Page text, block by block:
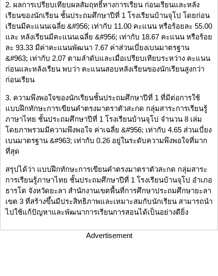
2. ผลการเปรียบเทียบผลสัมฤทธิ์ทางการเรียน ก่อนเรียนและหลัง
เรียนของนักเรียน ชั้นประถมศึกษาปีที่ 1 โรงเรียนบ้านจุโป โดยก่อน
เรียนมีคะแนนเฉลี่ย &#956; เท่ากับ 11.00 คะแนน หรือร้อยละ 55.00
และ หลังเรียนมีคะแนนเฉลี่ย &#956; เท่ากับ 18.67 คะแนน หรือร้อย
ละ 93.33 มีค่าคะแนนพัฒนา 7.67 ค่าส่วนเบี่ยงเบนมาตรฐาน
&#963; เท่ากับ 2.07 ตามลำดับและเมื่อเปรียบเทียบระหว่าง คะแนน
ก่อนและหลังเรียน พบว่า คะแนนสอบหลังเรียนของนักเรียนสูงกว่า
ก่อนเรียน
3. ความพึงพอใจของนักเรียนชั้นประถมศึกษาปีที่ 1 ที่มีต่อการใช้
แบบฝึกทักษะการเขียนคำตรงมาตราตัวสะกด กลุ่มสาระการเรียนรู้
ภาษาไทย ชั้นประถมศึกษาปีที่ 1 โรงเรียนบ้านจุโป จำนวน 8 เล่ม
โดยภาพรวมมีความพึงพอใจ ค่าเฉลี่ย &#956; เท่ากับ 4.65 ส่วนเบี่ยง
เบนมาตรฐาน &#963; เท่ากับ 0.26 อยู่ในระดับความพึงพอใจที่มาก
ที่สุด
สรุปได้ว่า แบบฝึกทักษะการเขียนคำตรงมาตราตัวสะกด กลุ่มสาระ
การเรียนรู้ภาษาไทย ชั้นประถมศึกษาปีที่ 1 โรงเรียนบ้านจุโป อำเภอ
ธารโต จังหวัดยะลา สำนักงานเขตพื้นที่การศึกษาประถมศึกษายะลา
เขต 3 ที่สร้างขึ้นมีประสิทธิภาพและเหมาะสมกับนักเรียน สามารถนำ
ไปใช้แก้ปัญหาและพัฒนาการเรียนการสอนได้เป็นอย่างดียิ่ง
Advertisement